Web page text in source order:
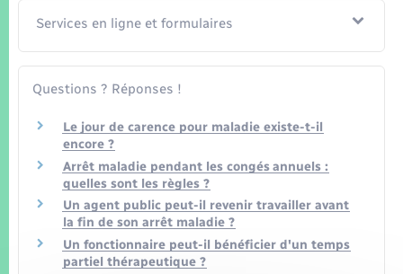
Voirie et espace public
Services en ligne et formulaires
Questions ? Réponses !
Le jour de carence pour maladie existe-t-il
encore ?
Arrêt maladie pendant les congés annuels :
quelles sont les règles ?
Un agent public peut-il revenir travailler avant
la fin de son arrêt maladie ?
Un fonctionnaire peut-il bénéficier d'un temps
partiel thérapeutique ?